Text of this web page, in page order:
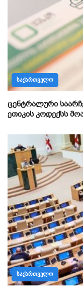
ᲡᲐᲥᲐᲠᲗᲕᲔᲚᲝ
ცენტრალური
ეთიკის კოდექსს
ᲡᲐᲥᲐᲠᲗᲕᲔᲚᲝ